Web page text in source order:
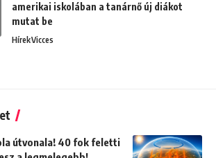
amerikai iskolában a tanárnő új diákot
mutat be
HírekVicces
útvonala! 40 fok feletti